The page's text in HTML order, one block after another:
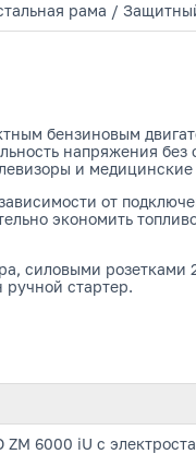
рама /
бензиновым
напряжения
и
от
экономить
силовыми
ручной стартер.
ZM 6000 iU с